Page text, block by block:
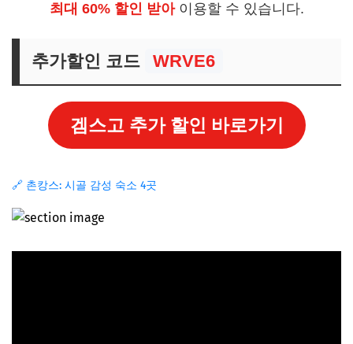
최대 60% 할인 받아이용할 수 있습니다.
추가할인 코드 WRVE6
겜스고 추가 할인 바로가기
🔗 촌캉스: 시골 감성 숙소 4곳